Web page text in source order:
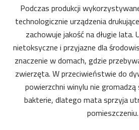
Podczas produkcji
technologicznie urządzenia
zachowuje jakość na długie lata.
nietoksyczne i przyjazne dla
znaczenie w domach, gdzie
zwierzęta. W przeciwieństwie do
powierzchni winylu nie
bakterie, dlatego mata sprzyja
pomieszczeniu.